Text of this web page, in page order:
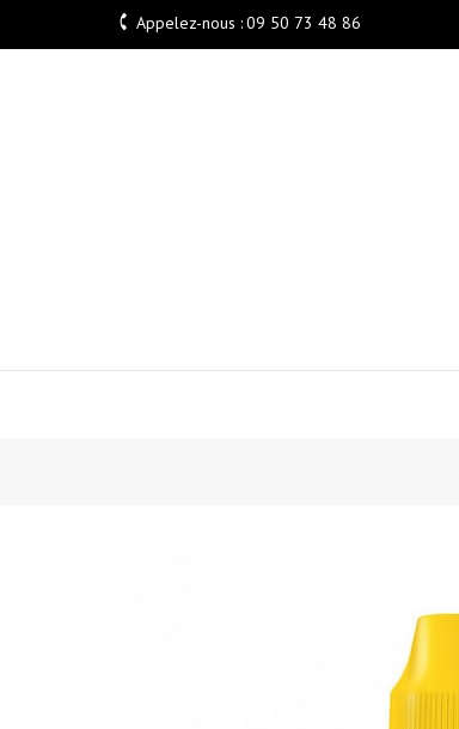
 Appelez-nous :09 50 73 48 86